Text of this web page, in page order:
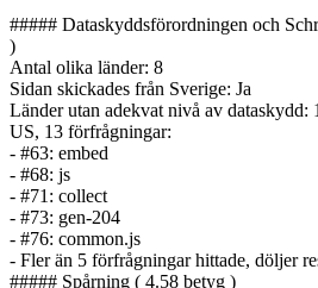
##### Dataskyddsförordningen och
)
Antal olika länder: 8
Sidan skickades från Sverige: Ja
Länder utan adekvat nivå av dataskydd: 1
US, 13 förfrågningar:
- #63: embed
- #68: js
- #71: collect
- #73: gen-204
- #76: common.js
- Fler än 5 förfrågningar hittade, döljer
##### Spårning ( 4.58 betyg )